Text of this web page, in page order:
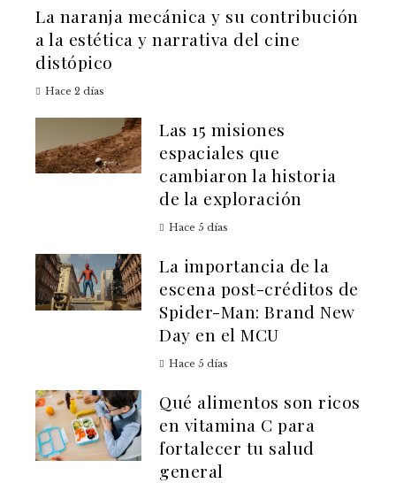
La naranja mecánica y su contribución
a la estética y narrativa del cine
distópico
Hace 2 días
Las 15 misiones
espaciales que
cambiaron la historia
de la exploración
Hace 5 días
La importancia de la
escena post-créditos de
Spider-Man: Brand New
Day en el MCU
Hace 5 días
Qué alimentos son ricos
en vitamina C para
fortalecer tu salud
general